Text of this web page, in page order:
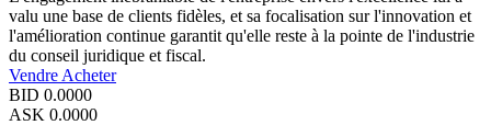
valu une base de clients fidèles, et sa focalisation sur l'innovation et
l'amélioration continue garantit qu'elle reste à la pointe de l'industrie
du conseil juridique et fiscal.
Vendre Acheter
BID 0.0000
ASK 0.0000